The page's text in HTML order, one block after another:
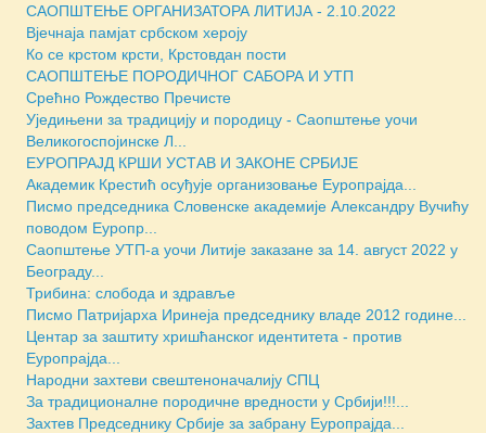
САОПШТЕЊЕ ОРГАНИЗАТОРА ЛИТИЈА - 2.10.2022
Вјечнаја памјат србском хероју
Ко се крстом крсти, Крстовдан пости
САОПШТЕЊЕ ПОРОДИЧНОГ САБОРА И УТП
Срећно Рождество Пречисте
Уједињени за традицију и породицу - Саопштење уочи
Великогоспојинске Л...
ЕУРОПРАЈД КРШИ УСТАВ И ЗАКОНЕ СРБИЈЕ
Академик Крестић осуђује организовање Еуропрајда...
Писмо председника Словенске академије Александру Вучићу
поводом Еуропр...
Саопштење УТП-а уочи Литије заказане за 14. август 2022 у
Београду...
Трибина: слобода и здравље
Писмо Патријарха Иринеја председнику владе 2012 године...
Центар за заштиту хришћанског идентитета - против
Еуропрајда...
Народни захтеви свештеноначалију СПЦ
За традиционалне породичне вредности у Србији!!!...
Захтев Председнику Србије за забрану Еуропрајда...